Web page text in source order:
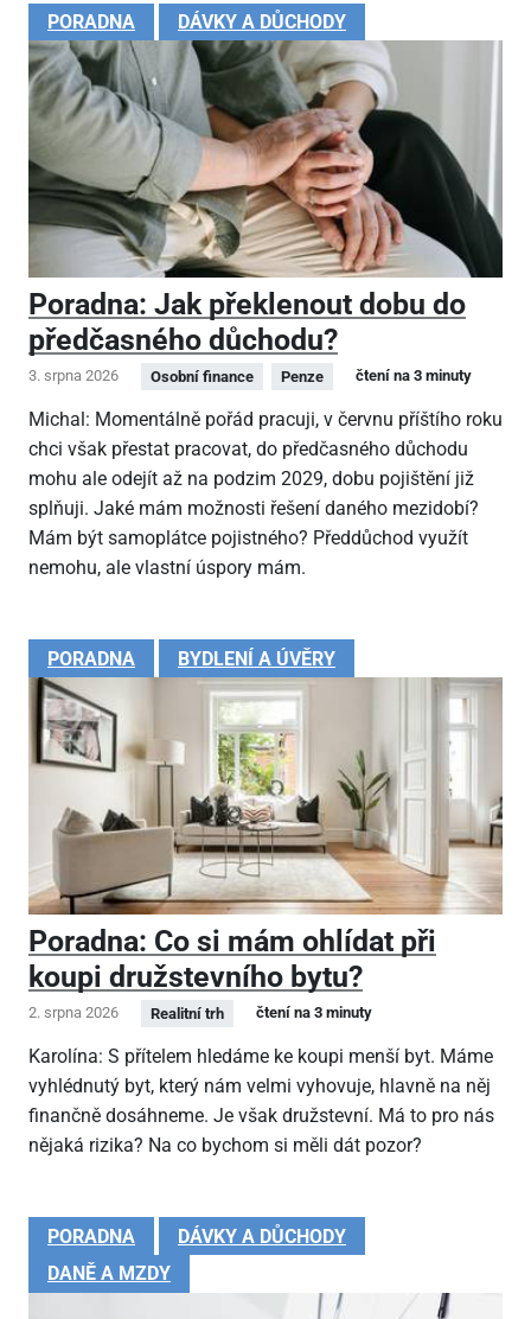
PORADNA DÁVKY A DŮCHODY
Poradna: Jak překlenout dobu do
předčasného důchodu?
3. srpna 2026 Osobní finance Penze čtení na 3 minuty
Michal: Momentálně pořád pracuji, v červnu příštího roku
chci však přestat pracovat, do předčasného důchodu
mohu ale odejít až na podzim 2029, dobu pojištění již
splňuji. Jaké mám možnosti řešení daného mezidobí?
Mám být samoplátce pojistného? Předdůchod využít
nemohu, ale vlastní úspory mám.
PORADNA BYDLENÍ A ÚVĚRY
Poradna: Co si mám ohlídat při
koupi družstevního bytu?
2. srpna 2026 Realitní trh čtení na 3 minuty
Karolína: S přítelem hledáme ke koupi menší byt. Máme
vyhlédnutý byt, který nám velmi vyhovuje, hlavně na něj
finančně dosáhneme. Je však družstevní. Má to pro nás
nějaká rizika? Na co bychom si měli dát pozor?
PORADNA
DÁVKY A DŮCHODY
DANĚ A MZDY